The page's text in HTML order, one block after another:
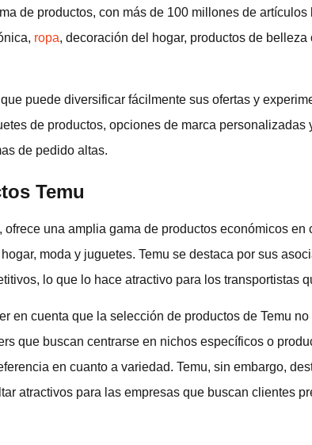
de productos, con más de 100 millones de
ropa, decoración del hogar, productos de
puede diversificar fácilmente sus ofertas y
de productos, opciones de marca personalizadas
de pedido altas.
Temu
ofrece una amplia gama de productos económicos en
moda y juguetes. Temu se destaca por sus
lo que lo hace atractivo para los transportistas
en cuenta que la selección de productos de Temu
que buscan centrarse en nichos específicos o
en cuanto a variedad. Temu, sin embargo,
atractivos para las empresas que buscan clientes